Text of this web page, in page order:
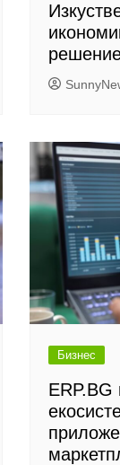
Бизнес
ERP.BG